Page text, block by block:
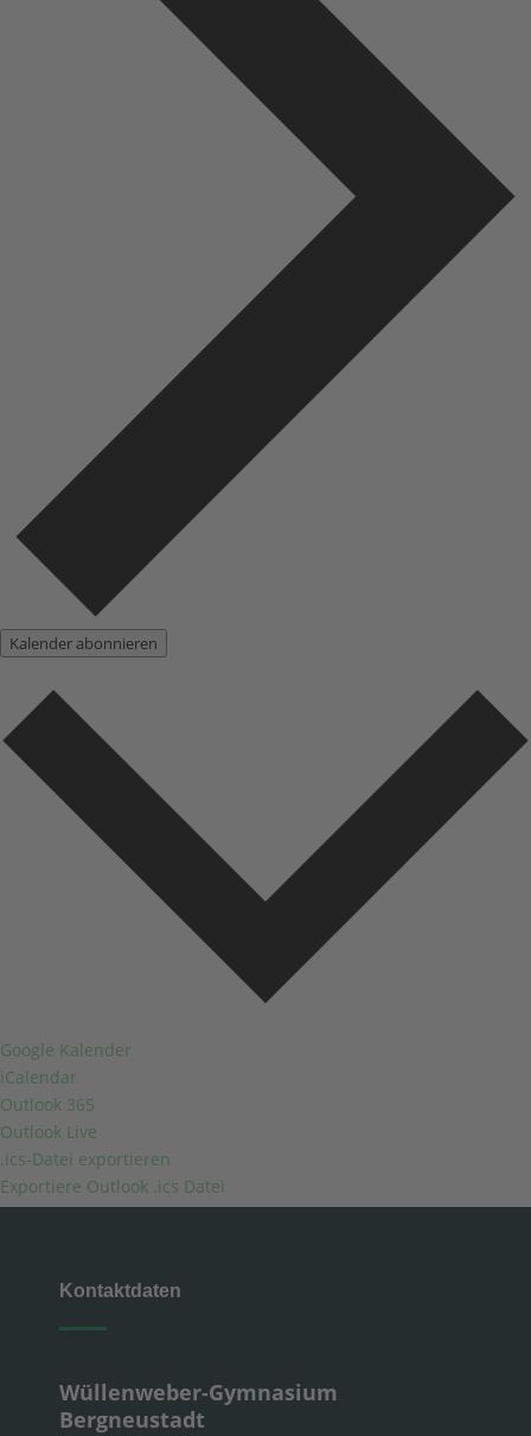
Kalender abonnieren
Google Kalender
iCalendar
Outlook 365
Outlook Live
.ics-Datei exportieren
Exportiere Outlook .ics Datei
Kontaktdaten
Wüllenweber-Gymnasium
Bergneustadt